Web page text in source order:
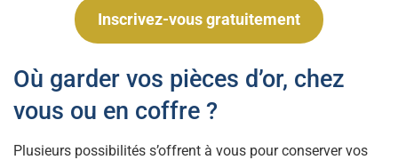
Inscrivez-vous gratuitement
Où garder vos pièces d’or, chez
vous ou en coffre ?
Plusieurs possibilités s’offrent à vous pour conserver vos